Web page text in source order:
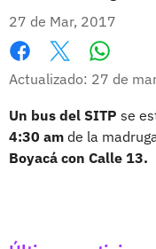
27 de Mar, 2017
Facebook
X
Actualizado: 27 de
Un bus del SITP se
4:30 am de la
Boyacá con Calle 13.